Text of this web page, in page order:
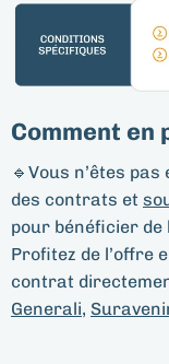
Comment en
🔹Vous n’êtes
des contrats et
pour bénéficier de
Profitez de l’offre
contrat
Generali,